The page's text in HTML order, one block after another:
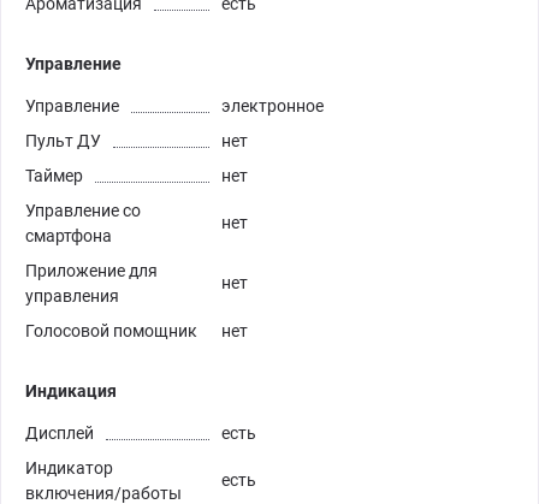
Управление
Управление
электронное
Пульт ДУ
нет
Таймер
нет
Управление со
смартфона
нет
Приложение для
управления
нет
Голосовой помощник нет
Индикация
Дисплей
есть
Индикатор
включения/работы
есть